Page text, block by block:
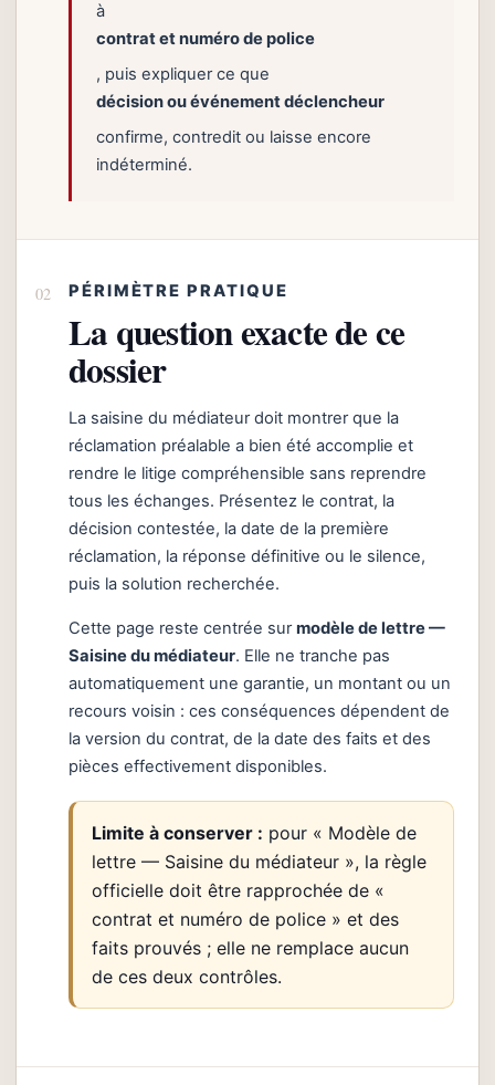
à
contrat et numéro de police
, puis expliquer ce que
décision ou événement déclencheur
confirme, contredit ou laisse encore
indéterminé.
PÉRIMÈTRE PRATIQUE
La question exacte de ce
dossier
La saisine du médiateur doit montrer que la
réclamation préalable a bien été accomplie et
rendre le litige compréhensible sans reprendre
tous les échanges. Présentez le contrat, la
décision contestée, la date de la première
réclamation, la réponse définitive ou le silence,
puis la solution recherchée.
Cette page reste centrée surmodèle de lettre —
Saisine du médiateur. Elle ne tranche pas
automatiquement une garantie, un montant ou un
recours voisin : ces conséquences dépendent de
la version du contrat, de la date des faits et des
pièces effectivement disponibles.
Limite à conserver : pour « Modèle de
lettre — Saisine du médiateur », la règle
officielle doit être rapprochée de «
contrat et numéro de police » et des
faits prouvés ; elle ne remplace aucun
de ces deux contrôles.